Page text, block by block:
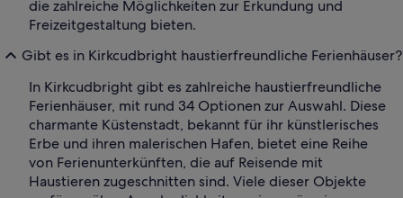
die zahlreiche Möglichkeiten zur Erkundung und
Freizeitgestaltung bieten.
Gibt es in Kirkcudbright haustierfreundliche Ferienhäuser?
In Kirkcudbright gibt es zahlreiche haustierfreundliche
Ferienhäuser, mit rund 34 Optionen zur Auswahl. Diese
charmante Küstenstadt, bekannt für ihr künstlerisches
Erbe und ihren malerischen Hafen, bietet eine Reihe
von Ferienunterkünften, die auf Reisende mit
Haustieren zugeschnitten sind. Viele dieser Objekte